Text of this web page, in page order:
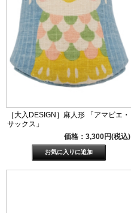
［大入DESIGN］麻人形 「アマビエ・
サックス」
価格：3,300円(税込)